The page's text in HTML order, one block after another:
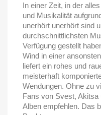
In einer Zeit, in der
und Musikalität
unerhört unerhört sind
durchschnittlichsten
Verfügung gestellt
Wind in einer
liefert ein rohes und
meisterhaft
Wendungen. Ohne zu
Fans von Svest,
Alben empfehlen. Das